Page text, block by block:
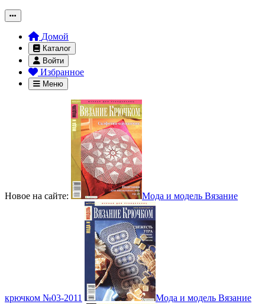
Домой
Каталог
Войти
Избранное
Меню
Новое на сайте: Мода и модель Вязание
крючком №03-2011 Мода и модель Вязание